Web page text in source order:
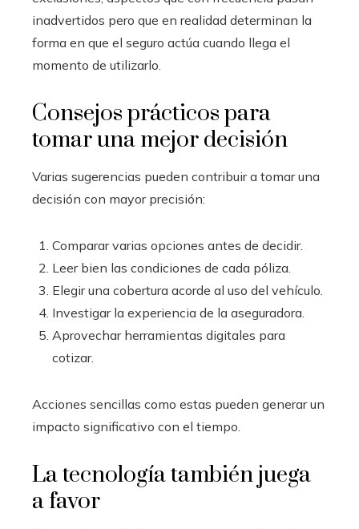
inadvertidos pero que en realidad determinan la
forma en que el seguro actúa cuando llega el
momento de utilizarlo.
Consejos prácticos para
tomar una mejor decisión
Varias sugerencias pueden contribuir a tomar una
decisión con mayor precisión:
Comparar varias opciones antes de decidir.
Leer bien las condiciones de cada póliza.
Elegir una cobertura acorde al uso del vehículo.
Investigar la experiencia de la aseguradora.
Aprovechar herramientas digitales para
cotizar.
Acciones sencillas como estas pueden generar un
impacto significativo con el tiempo.
La tecnología también juega
a favor